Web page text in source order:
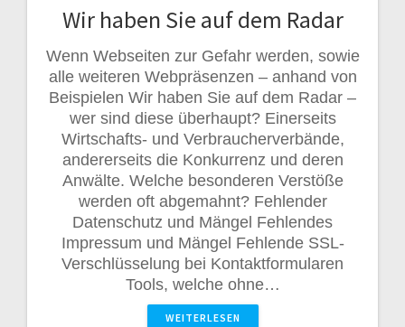
Wir haben Sie auf dem Radar
Wenn Webseiten zur Gefahr werden, sowie
alle weiteren Webpräsenzen – anhand von
Beispielen Wir haben Sie auf dem Radar –
wer sind diese überhaupt? Einerseits
Wirtschafts- und Verbraucherverbände,
andererseits die Konkurrenz und deren
Anwälte. Welche besonderen Verstöße
werden oft abgemahnt? Fehlender
Datenschutz und Mängel Fehlendes
Impressum und Mängel Fehlende SSL-
Verschlüsselung bei Kontaktformularen
Tools, welche ohne…
WEITERLESEN